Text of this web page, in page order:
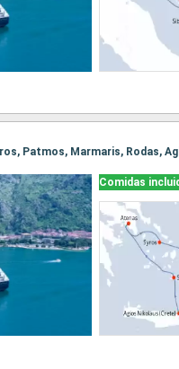
Patmos, Marmaris, Rodas,
Comidas